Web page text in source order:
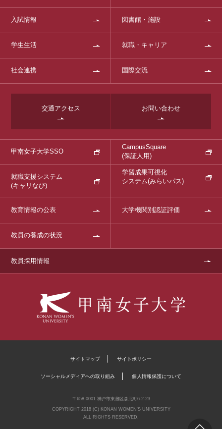
入試情報 図書館・施設
学生生活 就職・キャリア
社会連携 国際交流
交通アクセス お問い合わせ
甲南女子大学SSO
CampusSquare
(保証人用)
就職支援システム
(キャリなび)
学習成果可視化
システム(みらいパス)
教育情報の公表 大学機関別認証評価
教員の養成の状況
教員採用情報
サイトマップ サイトポリシー
ソーシャルメディアへの取り組み 個人情報保護について
〒658-0001 神戸市東灘区森北町6-2-23
COPYRIGHT 2018 (C) KONAN WOMEN'S UNIVERSITY
ALL RIGHTS RESERVED.